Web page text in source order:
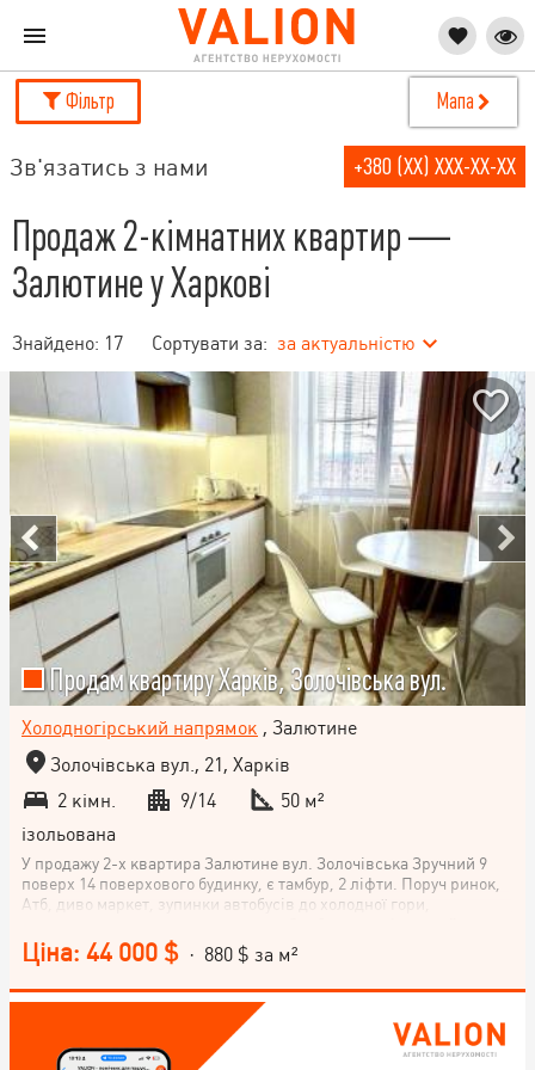
Фільтр Мапа
Зв'язатись з нами +380 (XX) XXX-XX-XX
Продаж 2-кімнатних квартир —
Залютине у Харкові
Знайдено: 17 Сортувати за: за актуальністю
Продам квартиру Харків, Золочівська вул.
Холодногірський напрямок , Залютине
Золочівська вул., 21, Харків
2 кімн.
9/14
50 м²
ізольована
У продажу 2-х квартира Залютине вул. Золочівська Зручний 9
поверх 14 поверхового будинку, є тамбур, 2 ліфти. Поруч ринок,
Атб, диво маркет, зупинки автобусів до холодної гори,
ремонт - замінено всі стояки, заливалася заново підлога, нова
проводка, шикувались нові стіни. Вся електрика виведена в
новий щиток і вимикається кожен рубильник за секціями
квартири. Потужний бойлер, 2 нових кондиціонери. Вся техніка
Ціна: 44 000 $ · 880 $ за м²